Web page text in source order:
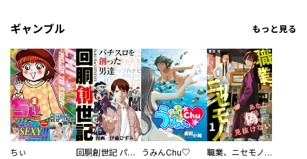
ギャンブル もっと見る
ちぃ 回胴創世記 パチスロを創った男達 うみんChu♡ 職業、ニセモノ～あなたに偽は見抜けない【電子単行本版】